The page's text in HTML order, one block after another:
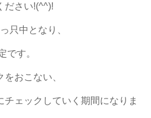
ださい!(^^)!
只中となり、
です。
おこない、
チェックしていく期間になりま